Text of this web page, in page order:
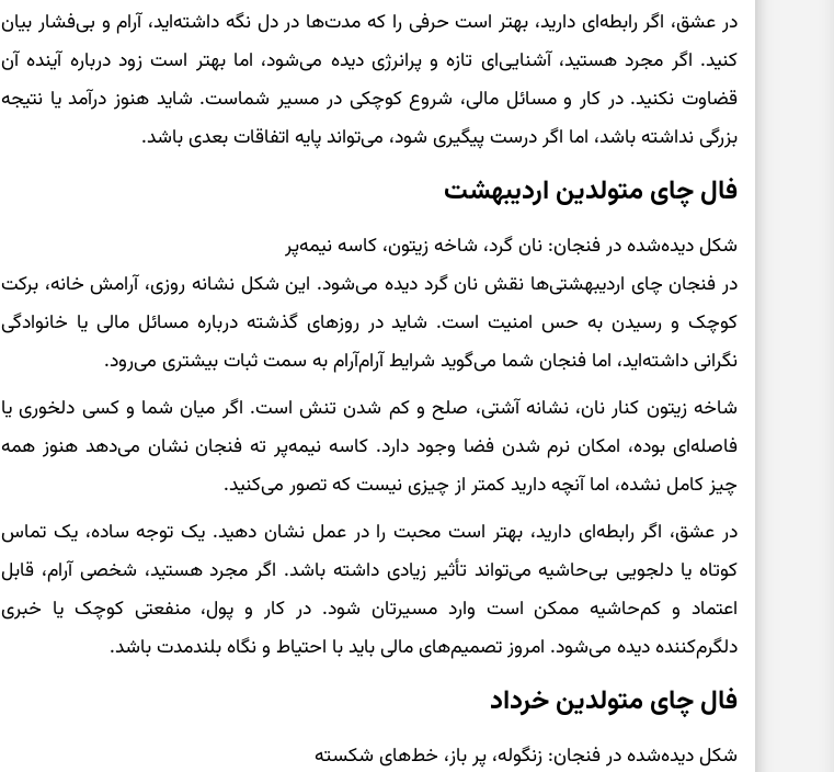
در عشق، اگر رابطه‌ای دارید، بهتر است حرفی را که مدت‌ها در دل نگه داشته‌اید، آرام و بی‌فشار بیان
کنید. اگر مجرد هستید، آشنایی‌ای تازه و پرانرژی دیده می‌شود، اما بهتر است زود درباره آینده آن
قضاوت نکنید. در کار و مسائل مالی، شروع کوچکی در مسیر شماست. شاید هنوز درآمد یا نتیجه
بزرگی نداشته باشد، اما اگر درست پیگیری شود، می‌تواند پایه اتفاقات بعدی باشد.
فال چای متولدین اردیبهشت
شکل دیده‌شده در فنجان: نان گرد، شاخه زیتون، کاسه نیمه‌پر
در فنجان چای اردیبهشتی‌ها نقش نان گرد دیده می‌شود. این شکل نشانه روزی، آرامش خانه، برکت
کوچک و رسیدن به حس امنیت است. شاید در روزهای گذشته درباره مسائل مالی یا خانوادگی
نگرانی داشته‌اید، اما فنجان شما می‌گوید شرایط آرام‌آرام به سمت ثبات بیشتری می‌رود.
شاخه زیتون کنار نان، نشانه آشتی، صلح و کم شدن تنش است. اگر میان شما و کسی دلخوری یا
فاصله‌ای بوده، امکان نرم شدن فضا وجود دارد. کاسه نیمه‌پر ته فنجان نشان می‌دهد هنوز همه
چیز کامل نشده، اما آنچه دارید کمتر از چیزی نیست که تصور می‌کنید.
در عشق، اگر رابطه‌ای دارید، بهتر است محبت را در عمل نشان دهید. یک توجه ساده، یک تماس
کوتاه یا دلجویی بی‌حاشیه می‌تواند تأثیر زیادی داشته باشد. اگر مجرد هستید، شخصی آرام، قابل
اعتماد و کم‌حاشیه ممکن است وارد مسیرتان شود. در کار و پول، منفعتی کوچک یا خبری
دلگرم‌کننده دیده می‌شود. امروز تصمیم‌های مالی باید با احتیاط و نگاه بلندمدت باشد.
فال چای متولدین خرداد
شکل دیده‌شده در فنجان: زنگوله، پر باز، خط‌های شکسته